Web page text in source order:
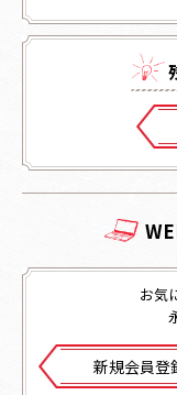
お気
新規会員登